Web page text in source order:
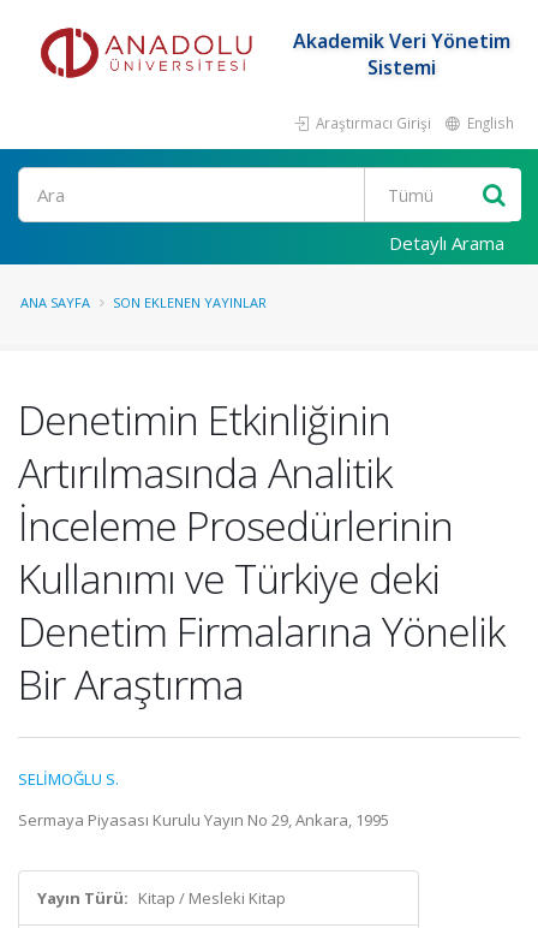
Akademik Veri Yönetim
Sistemi
Araştırmacı Girişi English
Ara
Detaylı Arama
ANA SAYFA SON EKLENEN YAYINLAR
Denetimin Etkinliğinin
Artırılmasında Analitik
İnceleme Prosedürlerinin
Kullanımı ve Türkiye deki
Denetim Firmalarına Yönelik
Bir Araştırma
SELİMOĞLU S.
Sermaya Piyasası Kurulu Yayın No 29, Ankara, 1995
Yayın Türü: Kitap / Mesleki Kitap